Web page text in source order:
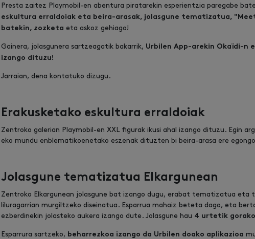
Presta zaitez Playmobil-en abentura piratarekin esperientzia paregabe
eskultura erraldoiak eta beira-arasak, jolasgune tematizatua,
batekin, zozketa eta askoz gehiago!
Gainera, jolasgunera sartzeagatik bakarrik, Urbilen App-arekin Okaïdi-n
izango dituzu!
Jarraian, dena kontatuko dizugu.
Erakusketako eskultura erraldoiak
Zentroko galerian Playmobil-en XXL figurak ikusi ahal izango dituzu. Egin
eko mundu enblematikoenetako eszenak dituzten bi beira-arasa ere
Jolasgune tematizatua Elkargunean
Zentroko Elkargunean jolasgune bat izango dugu, erabat tematizatua eta
liluragarrian murgiltzeko diseinatua. Esparrua mahaiz beteta dago, eta
ezberdinekin jolasteko aukera izango dute. Jolasgune hau 4 urtetik
Esparrura sartzeko, beharrezkoa izango da Urbilen doako aplikazioa